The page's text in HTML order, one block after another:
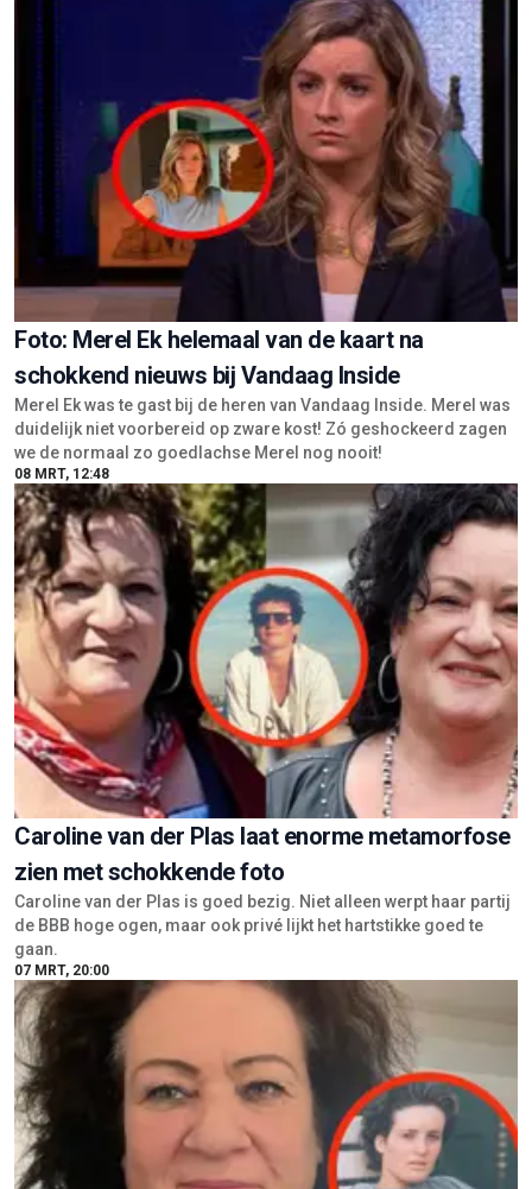
Foto: Merel Ek helemaal van de kaart na
schokkend nieuws bij Vandaag Inside
Merel Ek was te gast bij de heren van Vandaag Inside. Merel was
duidelijk niet voorbereid op zware kost! Zó geshockeerd zagen
we de normaal zo goedlachse Merel nog nooit!
08 MRT, 12:48
Caroline van der Plas laat enorme metamorfose
zien met schokkende foto
Caroline van der Plas is goed bezig. Niet alleen werpt haar partij
de BBB hoge ogen, maar ook privé lijkt het hartstikke goed te
gaan.
07 MRT, 20:00